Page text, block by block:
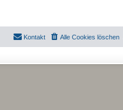
Alle Cookies löschen
Kontakt